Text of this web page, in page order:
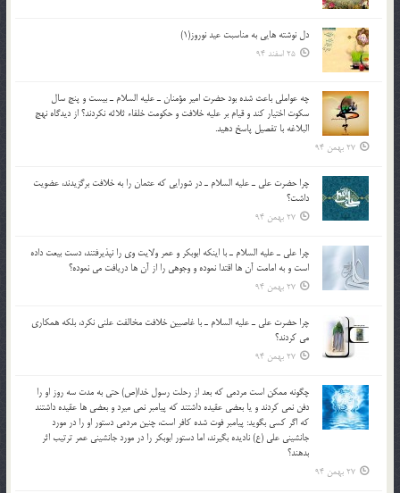
دل نوشته هایی به مناسبت عید نوروز(1)
25 اسفند 94
چه عواملي باعث شده بود حضرت امير مؤمنان ـ عليه السلام ـ بيست و پنج سال
سکوت اختيار کند و قيام بر عليه خلافت و حکومت خلفاء ثلاثه نکردند؟ از ديدگاه نهج
البلاغه با تفصيل پاسخ دهيد.
27 بهمن 94
چرا حضرت علي ـ عليه السلام ـ در شورايي كه عثمان را به خلافت برگزيدند، عضويت
داشت؟
27 بهمن 94
چرا علي ـ عليه السلام ـ با اينكه ابوبكر و عمر ولايت وي را نپذيرفتند، دست بيعت داده
است و به امامت آن ها اقتدا نموده و وجوهي را از آن ها دريافت مي نموده؟
27 بهمن 94
چرا حضرت علي ـ عليه السلام ـ با غاصبين خلافت مخالفت علني نکرد، بلكه همكاري
مي کردند؟
27 بهمن 94
چگونه ممكن است مردمي كه بعد از رحلت رسول خدا(ص) حتی به مدت سه روز او را
دفن نمي كردند و یا بعضي عقيده داشتند كه پيامبر نمي ميرد و بعضي ها عقيده داشتند
كه اگر كسي بگويد: پيامبر فوت شده كافر است، چنین مردمی دستور او را در مورد
جانشيني علي (ع) ناديده بگيرند، اما دستور ابوبكر را در مورد جانشيني عمر ترتیب اثر
بدهند؟
27 بهمن 94